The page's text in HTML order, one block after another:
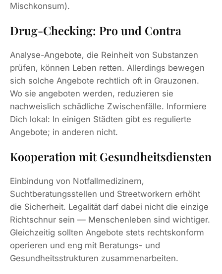
Mischkonsum).
Drug-Checking: Pro und Contra
Analyse-Angebote, die Reinheit von Substanzen
prüfen, können Leben retten. Allerdings bewegen
sich solche Angebote rechtlich oft in Grauzonen.
Wo sie angeboten werden, reduzieren sie
nachweislich schädliche Zwischenfälle. Informiere
Dich lokal: In einigen Städten gibt es regulierte
Angebote; in anderen nicht.
Kooperation mit Gesundheitsdiensten
Einbindung von Notfallmedizinern,
Suchtberatungsstellen und Streetworkern erhöht
die Sicherheit. Legalität darf dabei nicht die einzige
Richtschnur sein — Menschenleben sind wichtiger.
Gleichzeitig sollten Angebote stets rechtskonform
operieren und eng mit Beratungs- und
Gesundheitsstrukturen zusammenarbeiten.